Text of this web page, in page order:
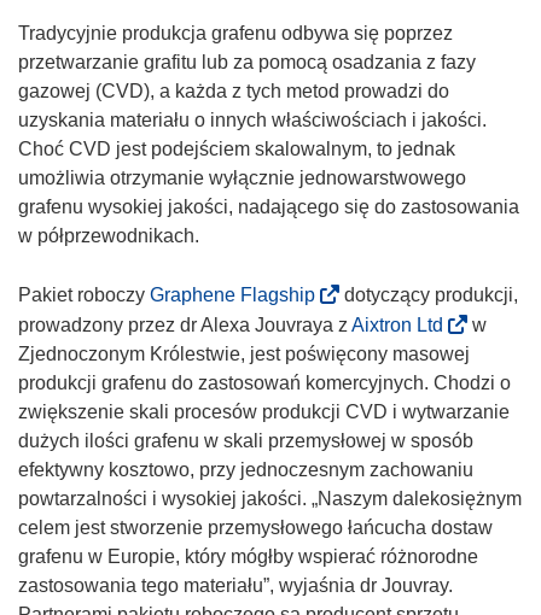
Tradycyjnie produkcja grafenu odbywa się poprzez
przetwarzanie grafitu lub za pomocą osadzania z fazy
gazowej (CVD), a każda z tych metod prowadzi do
uzyskania materiału o innych właściwościach i jakości.
Choć CVD jest podejściem skalowalnym, to jednak
umożliwia otrzymanie wyłącznie jednowarstwowego
grafenu wysokiej jakości, nadającego się do zastosowania
w półprzewodnikach.
Pakiet roboczy Graphene Flagship(
o
d
n
o
ś
n
k
o
t
dotyczący produkcji,
prowadzony przez dr Alexa Jouvraya z Aixtron Ltd
o
d
n
o
ś
n
i
k
o
w
Zjednoczonym Królestwie, jest poświęcony masowej
produkcji grafenu do zastosowań komercyjnych. Chodzi o
zwiększenie skali procesów produkcji CVD i wytwarzanie
dużych ilości grafenu w skali przemysłowej w sposób
efektywny kosztowo, przy jednoczesnym zachowaniu
powtarzalności i wysokiej jakości. „Naszym dalekosiężnym
celem jest stworzenie przemysłowego łańcucha dostaw
grafenu w Europie, który mógłby wspierać różnorodne
zastosowania tego materiału”, wyjaśnia dr Jouvray.